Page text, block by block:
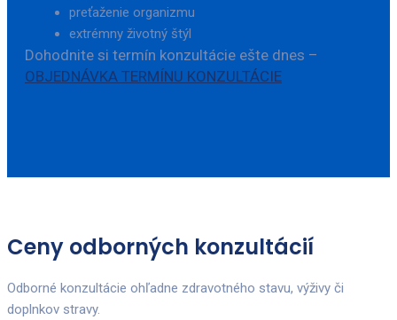
preťaženie organizmu
extrémny životný štýl
Dohodnite si termín konzultácie ešte dnes –
OBJEDNÁVKA TERMÍNU KONZULTÁCIE
Ceny odborných konzultácií
Odborné konzultácie ohľadne zdravotného stavu, výživy či
doplnkov stravy.